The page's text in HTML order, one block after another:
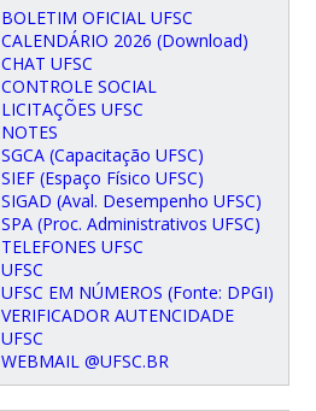
BOLETIM OFICIAL UFSC
CALENDÁRIO 2026 (Download)
CHAT UFSC
CONTROLE SOCIAL
LICITAÇÕES UFSC
NOTES
SGCA (Capacitação UFSC)
SIEF (Espaço Físico UFSC)
SIGAD (Aval. Desempenho UFSC)
SPA (Proc. Administrativos UFSC)
TELEFONES UFSC
UFSC
UFSC EM NÚMEROS (Fonte: DPGI)
VERIFICADOR AUTENCIDADE
UFSC
WEBMAIL @UFSC.BR